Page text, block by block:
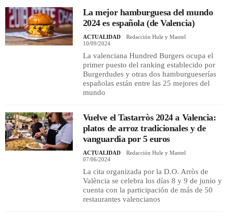
La mejor hamburguesa del mundo
2024 es española (de Valencia)
ACTUALIDAD
Redacción Hule y Mantel
10/09/2024
La valenciana Hundred Burgers ocupa el
primer puesto del ranking establecido por
Burgerdudes y otras dos hamburgueserías
españolas están entre las 25 mejores del
mundo
Vuelve el Tastarròs 2024 a Valencia:
platos de arroz tradicionales y de
vanguardia por 5 euros
ACTUALIDAD
Redacción Hule y Mantel
07/06/2024
La cita organizada por la D.O. Arròs de
València se celebra los días 8 y 9 de junio y
cuenta con la participación de más de 50
restaurantes valencianos